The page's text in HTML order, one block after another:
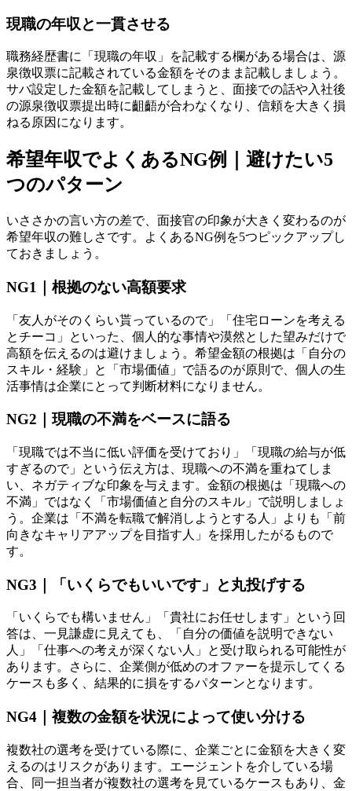
現職の年収と一貫させる
職務経歴書に「現職の年収」を記載する欄がある場合は、源
泉徴収票に記載されている金額をそのまま記載しましょう。
サバ設定した金額を記載してしまうと、面接での話や入社後
の源泉徴収票提出時に齟齬が合わなくなり、信頼を大きく損
ねる原因になります。
希望年収でよくあるNG例｜避けたい5
つのパターン
いささかの言い方の差で、面接官の印象が大きく変わるのが
希望年収の難しさです。よくあるNG例を5つピックアップし
ておきましょう。
NG1｜根拠のない高額要求
「友人がそのくらい貰っているので」「住宅ローンを考える
とチーコ」といった、個人的な事情や漠然とした望みだけで
高額を伝えるのは避けましょう。希望金額の根拠は「自分の
スキル・経験」と「市場価値」で語るのが原則で、個人の生
活事情は企業にとって判断材料になりません。
NG2｜現職の不満をベースに語る
「現職では不当に低い評価を受けており」「現職の給与が低
すぎるので」という伝え方は、現職への不満を重ねてしま
い、ネガティブな印象を与えます。金額の根拠は「現職への
不満」ではなく「市場価値と自分のスキル」で説明しましょ
う。企業は「不満を転職で解消しようとする人」よりも「前
向きなキャリアアップを目指す人」を採用したがるもので
す。
NG3｜「いくらでもいいです」と丸投げする
「いくらでも構いません」「貴社にお任せします」という回
答は、一見謙虚に見えても、「自分の価値を説明できない
人」「仕事への考えが深くない人」と受け取られる可能性が
あります。さらに、企業側が低めのオファーを提示してくる
ケースも多く、結果的に損をするパターンとなります。
NG4｜複数の金額を状況によって使い分ける
複数社の選考を受けている際に、企業ごとに金額を大きく変
えるのはリスクがあります。エージェントを介している場
合、同一担当者が複数社の選考を見ているケースもあり、金